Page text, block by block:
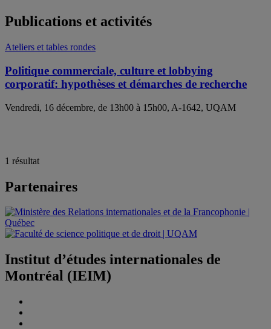
Publications et activités
Ateliers et tables rondes
Politique commerciale, culture et lobbying
corporatif: hypothèses et démarches de recherche
Vendredi, 16 décembre, de 13h00 à 15h00, A-1642, UQAM
1 résultat
Partenaires
Institut d’études internationales de
Montréal (IEIM)